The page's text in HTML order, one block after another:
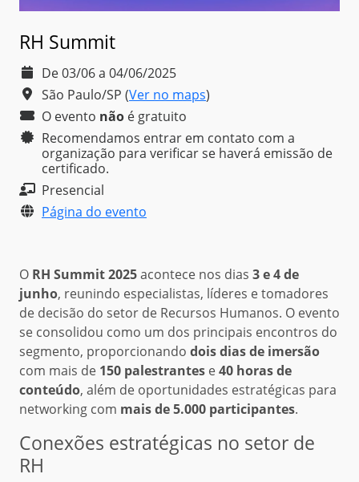
RH Summit
De 03/06 a 04/06/2025
São Paulo/SP (Ver no maps)
O evento não é gratuito
Recomendamos entrar em contato com a
organização para verificar se haverá emissão de
certificado.
Presencial
Página do evento
O RH Summit 2025acontece nos dias 3 e 4 de
junho, reunindo especialistas, líderes e tomadores
de decisão do setor de Recursos Humanos. O evento
se consolidou como um dos principais encontros do
segmento, proporcionando dois dias de imersão
com mais de 150 palestrantes e40 horas de
conteúdo, além de oportunidades estratégicas para
networking com mais de 5.000 participantes.
Conexões estratégicas no setor de
RH